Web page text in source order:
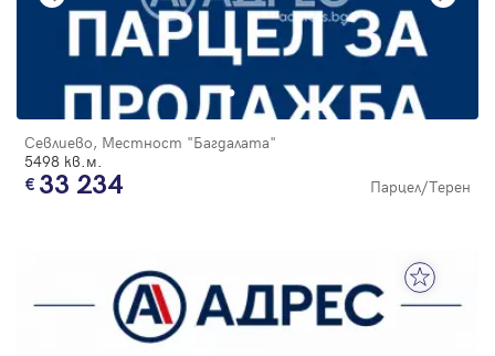
Севлиево, Местност "Багдалата"
5498 кв.м.
33 234 Парцел/Терен